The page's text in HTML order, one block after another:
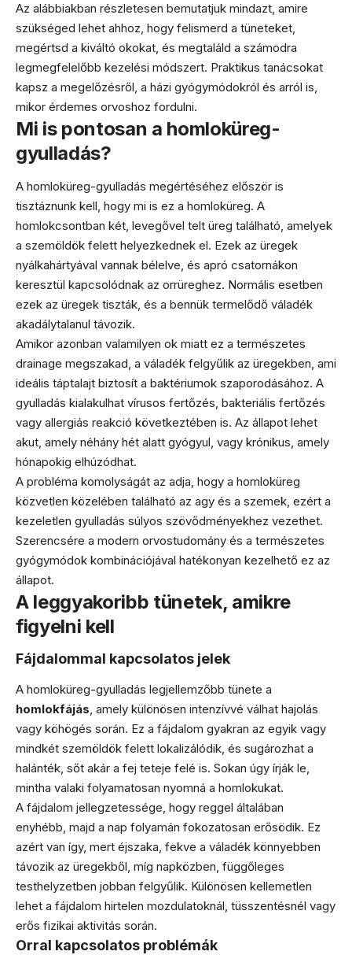
Az alábbiakban részletesen bemutatjuk mindazt, amire
szükséged lehet ahhoz, hogy felismerd a tüneteket,
megértsd a kiváltó okokat, és megtaláld a számodra
legmegfelelőbb kezelési módszert. Praktikus tanácsokat
kapsz a megelőzésről, a házi gyógymódokról és arról is,
mikor érdemes orvoshoz fordulni.
Mi is pontosan a homloküreg-
gyulladás?
A homloküreg-gyulladás megértéséhez először is
tisztáznunk kell, hogy mi is ez a homloküreg. A
homlokcsontban két, levegővel telt üreg található, amelyek
a szemöldök felett helyezkednek el. Ezek az üregek
nyálkahártyával vannak bélelve, és apró csatornákon
keresztül kapcsolódnak az orrüreghez. Normális esetben
ezek az üregek tiszták, és a bennük termelődő váladék
akadálytalanul távozik.
Amikor azonban valamilyen ok miatt ez a természetes
drainage megszakad, a váladék felgyűlik az üregekben, ami
ideális táptalajt biztosít a baktériumok szaporodásához. A
gyulladás kialakulhat vírusos fertőzés, bakteriális fertőzés
vagy allergiás reakció következtében is. Az állapot lehet
akut, amely néhány hét alatt gyógyul, vagy krónikus, amely
hónapokig elhúzódhat.
A probléma komolyságát az adja, hogy a homloküreg
közvetlen közelében található az agy és a szemek, ezért a
kezeletlen gyulladás súlyos szövődményekhez vezethet.
Szerencsére a modern orvostudomány és a természetes
gyógymódok kombinációjával hatékonyan kezelhető ez az
állapot.
A leggyakoribb tünetek, amikre
figyelni kell
Fájdalommal kapcsolatos jelek
A homloküreg-gyulladás legjellemzőbb tünete a
homlokfájás , amely különösen intenzívvé válhat hajolás
vagy köhögés során. Ez a fájdalom gyakran az egyik vagy
mindkét szemöldök felett lokalizálódik, és sugározhat a
halánték, sőt akár a fej teteje felé is. Sokan úgy írják le,
mintha valaki folyamatosan nyomná a homlokukat.
A fájdalom jellegzetessége, hogy reggel általában
enyhébb, majd a nap folyamán fokozatosan erősödik. Ez
azért van így, mert éjszaka, fekve a váladék könnyebben
távozik az üregekből, míg napközben, függőleges
testhelyzetben jobban felgyűlik. Különösen kellemetlen
lehet a fájdalom hirtelen mozdulatoknál, tüsszentésnél vagy
erős fizikai aktivitás során.
Orral kapcsolatos problémák